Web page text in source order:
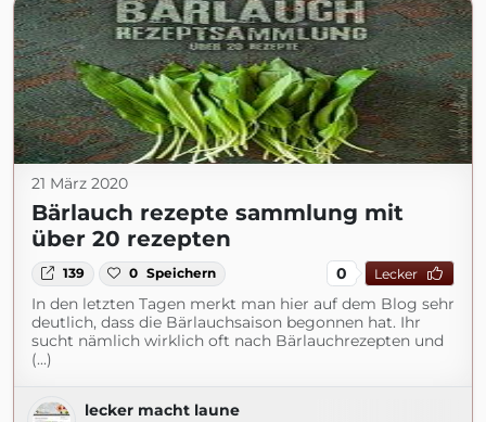
21 März 2020
Bärlauch rezepte sammlung mit
über 20 rezepten
139 0 Speichern 0 Lecker
In den letzten Tagen merkt man hier auf dem Blog sehr
deutlich, dass die Bärlauchsaison begonnen hat. Ihr
sucht nämlich wirklich oft nach Bärlauchrezepten und
(...)
lecker macht laune